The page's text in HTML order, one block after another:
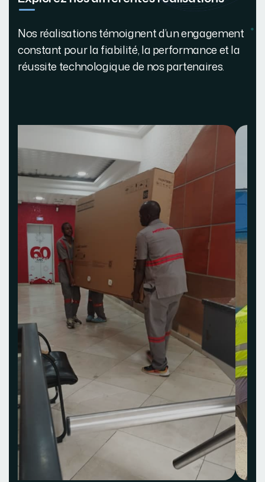
Nos réalisations témoignent d’un engagement
constant pour la fiabilité, la performance et la
réussite technologique de nos partenaires.